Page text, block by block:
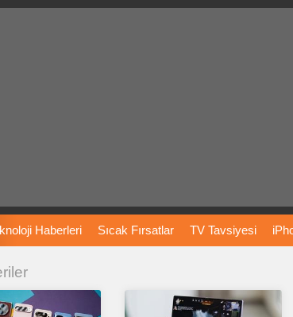
Haberleri Sıcak Fırsatlar TV Tavsiyesi
Önerileri
Vizyondaki Filmler Bitcoin Dizi Önerileri